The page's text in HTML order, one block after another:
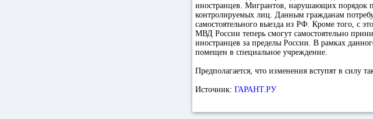
иностранцев. Мигрантов, нарушающих порядок
контролируемых лиц. Данным гражданам
самостоятельного выезда из РФ. Кроме того, с
МВД России теперь смогут самостоятельно
иностранцев за пределы России. В рамках
помещен в специальное учреждение.
Предполагается, что изменения вступят в силу
Источник: ГАРАНТ.РУ